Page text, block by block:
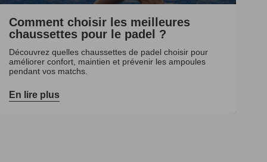
Comment choisir les meilleures
chaussettes pour le padel ?
Découvrez quelles chaussettes de padel choisir pour
améliorer confort, maintien et prévenir les ampoules
pendant vos matchs.
En lire plus